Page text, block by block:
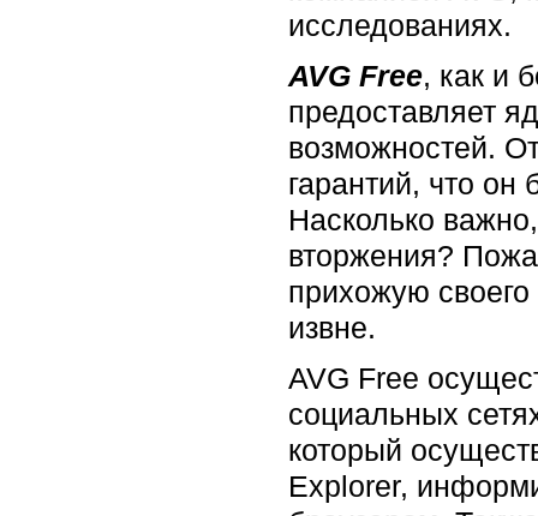
исследованиях.
AVG Free, как и
предоставляет
возможностей.
гарантий, что
Насколько
вторжения?
прихожую
извне.
AVG Free
социальных
который
Explorer,